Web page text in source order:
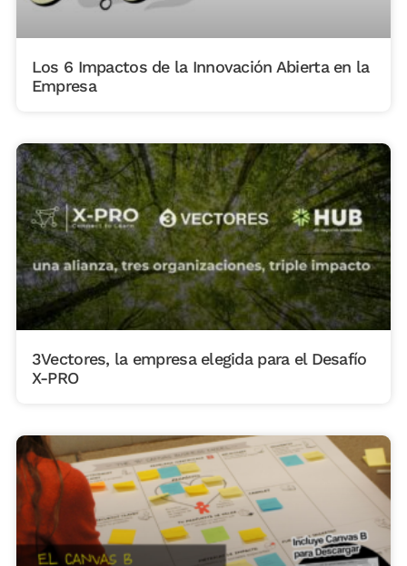
Los 6 Impactos de la Innovación Abierta en la
Empresa
3Vectores, la empresa elegida para el Desafío
X-PRO